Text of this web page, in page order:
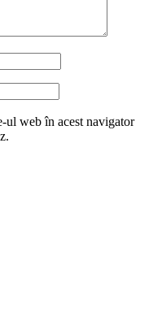
ul web în acest navigator